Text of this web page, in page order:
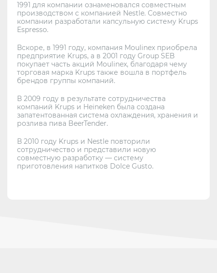
1991 для компании ознаменовался совместным
производством с компанией Nestle. Совместно
компании разработали капсульную систему Krups
Espresso.
Вскоре, в 1991 году, компания Moulinex приобрела
предприятие Krups, а в 2001 году Group SEB
покупает часть акций Moulinex, благодаря чему
торговая марка Krups также вошла в портфель
брендов группы компаний.
В 2009 году в результате сотрудничества
компаний Krups и Heineken была создана
запатентованная система охлаждения, хранения и
розлива пива BeerTender.
В 2010 году Krups и Nestle повторили
сотрудничество и представили новую
совместную разработку — систему
приготовления напитков Dolce Gusto.